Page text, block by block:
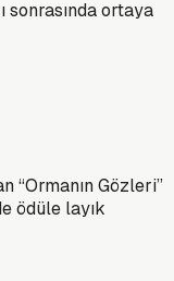
sonrasında ortaya
“Ormanın Gözleri”
ödüle layık